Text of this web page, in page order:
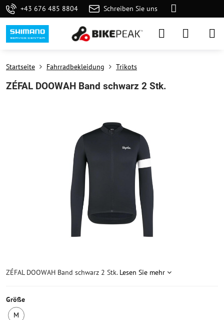
+43 676 485 8804 Schreiben Sie uns
Startseite Fahrradbekleidung Trikots
ZÉFAL DOOWAH Band schwarz 2 Stk.
ZÉFAL DOOWAH Band schwarz 2 Stk. Lesen Sie mehr
Größe
M